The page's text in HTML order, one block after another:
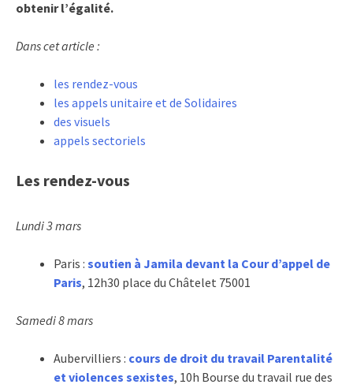
obtenir l’égalité.
Dans cet article :
les rendez-vous
les appels unitaire et de Solidaires
des visuels
appels sectoriels
Les rendez-vous
Lundi 3 mars
Paris : soutien à Jamila devant la Cour d’appel de
Paris, 12h30 place du Châtelet 75001
Samedi 8 mars
Aubervilliers : cours de droit du travail Parentalité
et violences sexistes, 10h Bourse du travail rue des